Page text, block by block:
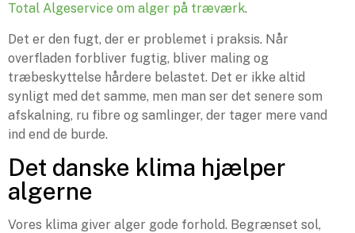
Total Algeservice om alger på træværk.
Det er den fugt, der er problemet i praksis. Når
overfladen forbliver fugtig, bliver maling og
træbeskyttelse hårdere belastet. Det er ikke altid
synligt med det samme, men man ser det senere som
afskalning, ru fibre og samlinger, der tager mere vand
ind end de burde.
Det danske klima hjælper
algerne
Vores klima giver alger gode forhold. Begrænset sol,